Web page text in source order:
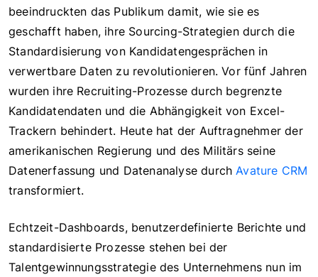
beeindruckten das Publikum damit, wie sie es
geschafft haben, ihre Sourcing-Strategien durch die
Standardisierung von Kandidatengesprächen in
verwertbare Daten zu revolutionieren. Vor fünf Jahren
wurden ihre Recruiting-Prozesse durch begrenzte
Kandidatendaten und die Abhängigkeit von Excel-
Trackern behindert. Heute hat der Auftragnehmer der
amerikanischen Regierung und des Militärs seine
Datenerfassung und Datenanalyse durchAvature CRM
transformiert.
Echtzeit-Dashboards, benutzerdefinierte Berichte und
standardisierte Prozesse stehen bei der
Talentgewinnungsstrategie des Unternehmens nun im